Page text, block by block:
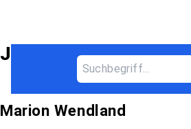
Jahrgang Archives
Marion Wendland